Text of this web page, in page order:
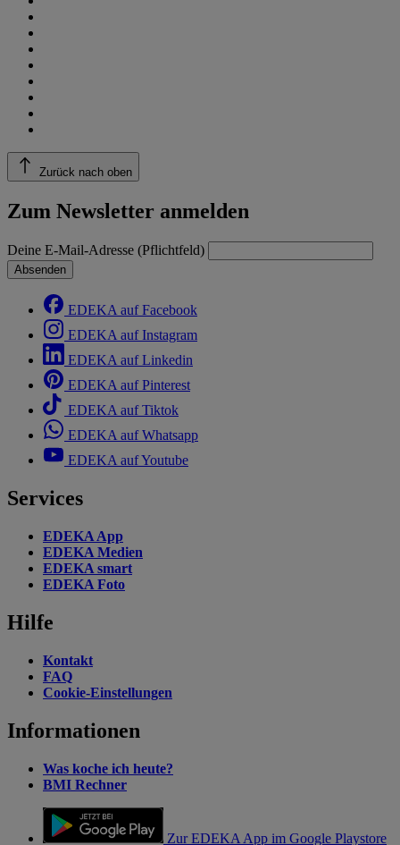
Zurück nach oben
Zum Newsletter anmelden
Deine E-Mail-Adresse (Pflichtfeld)
Absenden
EDEKA auf Facebook
EDEKA auf Instagram
EDEKA auf Linkedin
EDEKA auf Pinterest
EDEKA auf Tiktok
EDEKA auf Whatsapp
EDEKA auf Youtube
Services
EDEKA App
EDEKA Medien
EDEKA smart
EDEKA Foto
Hilfe
Kontakt
FAQ
Cookie-Einstellungen
Informationen
Was koche ich heute?
BMI Rechner
Zur EDEKA App im Google Playstore